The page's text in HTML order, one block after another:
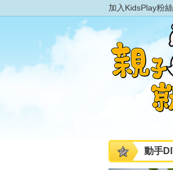
加入KidsPlay粉絲
動手